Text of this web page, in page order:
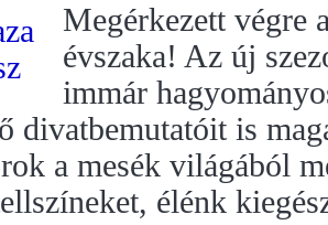
Megérkezett végre
évszaka! Az új
immár
divatbemutatóit is
a mesék világából
élénk